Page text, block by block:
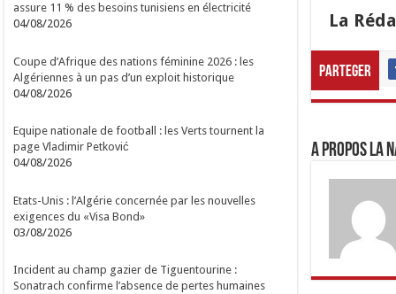
La
Parteger
A propos LA
assure 11 % des besoins tunisiens en électricité
04/08/2026
Coupe d’Afrique des nations féminine 2026 : les
Algériennes à un pas d’un exploit historique
04/08/2026
Equipe nationale de football : les Verts tournent la
page Vladimir Petković
04/08/2026
Etats-Unis : l’Algérie concernée par les nouvelles
exigences du «Visa Bond»
03/08/2026
Incident au champ gazier de Tiguentourine :
Sonatrach confirme l’absence de pertes humaines